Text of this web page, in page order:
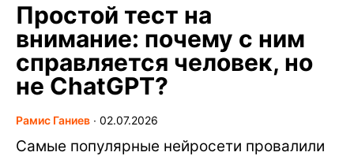
Простой тест на
внимание: почему с ним
справляется человек, но
не ChatGPT?
Рамис Ганиев ∙ 02.07.2026
Самые популярные нейросети провалили